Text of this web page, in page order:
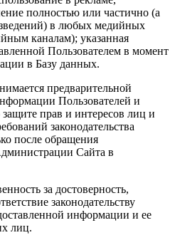
полностью или частично (а
в любых медийных
каналам); указанная
Пользователем в момент
в Базу данных.
предварительной
Пользователей и
прав и интересов лиц и
законодательства
после обращения
Сайта в
за достоверность,
законодательству
информации и ее
лиц.